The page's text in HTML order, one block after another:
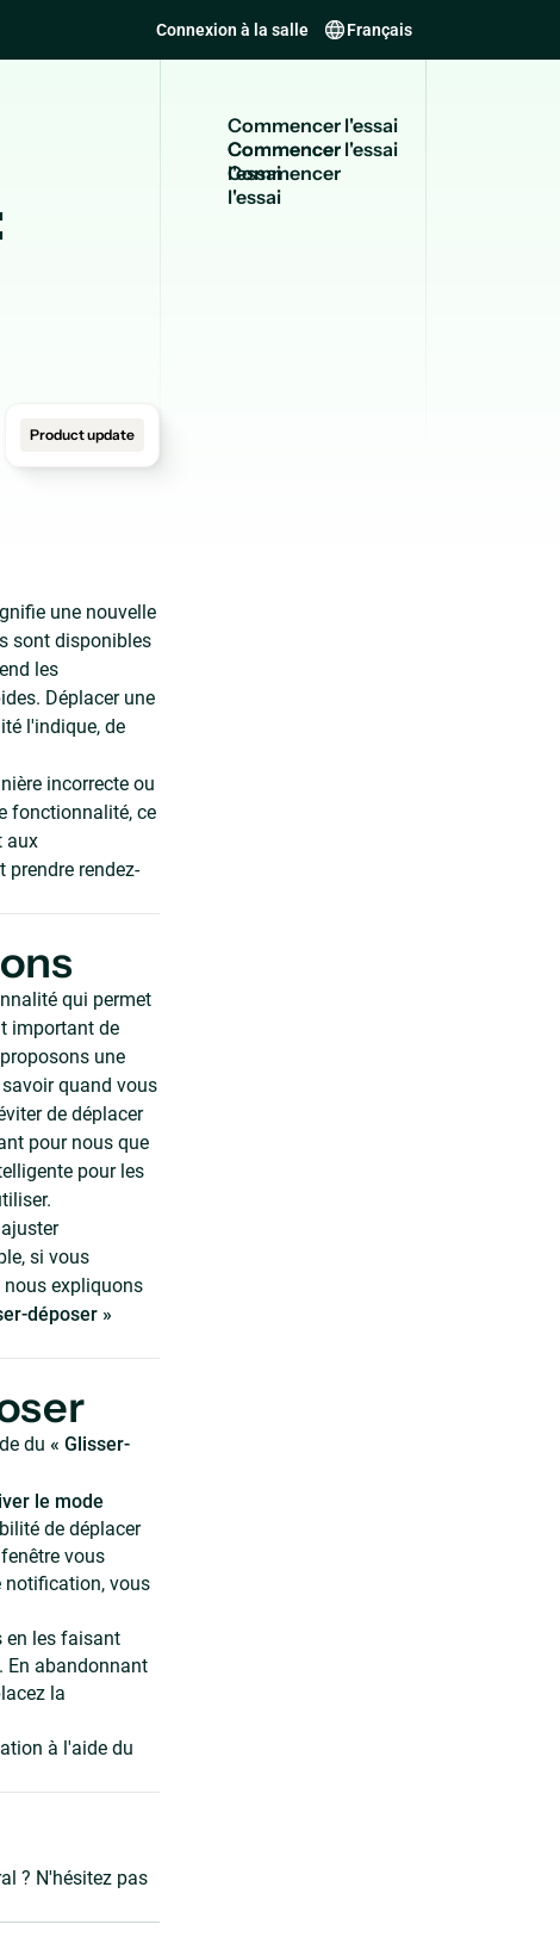
Connexion à la salle Français
Commencer l'essai
Commencer
l'essai
Product update
une nouvelle
sont disponibles
les
Déplacer une
l'indique, de
incorrecte ou
fonctionnalité, ce
aux
rendez-
qui permet
important de
une
quand vous
de déplacer
pour nous que
pour les
si vous
nous expliquons
déposer »
du « Glisser-
le mode
de déplacer
vous
notification, vous
en les faisant
En abandonnant
la
à l'aide du
? N'hésitez pas